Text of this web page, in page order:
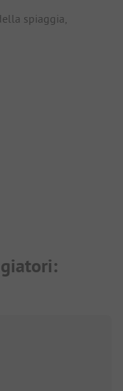
spiaggia,